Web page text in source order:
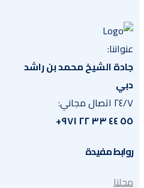
عنواننا:
جادة الشيخ محمد بن راشد
دبي
٢٤/٧ اتصال مجاني:
٥٥ ٤٤ ٣٣ ٢٢ ٩٧١+
روابط مفيدة
محلنا